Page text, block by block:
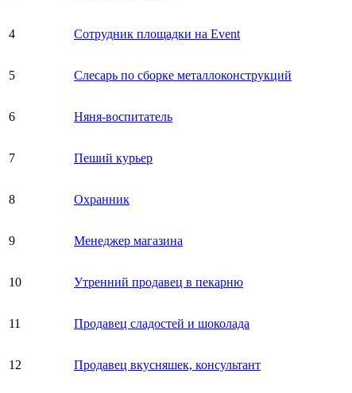
4 Сотрудник площадки на Event
5 Слесарь по сборке металлоконструкций
6 Няня-воспитатель
7 Пеший курьер
8 Охранник
9 Менеджер магазина
10 Утренний продавец в пекарню
11 Продавец сладостей и шоколада
12 Продавец вкусняшек, консультант